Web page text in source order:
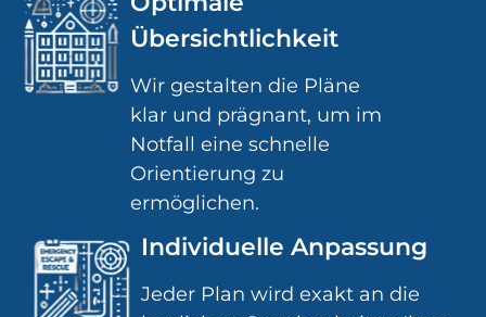
Übersichtlichkeit
Wir gestalten die Pläne
klar und prägnant, um im
Notfall eine schnelle
Orientierung zu
ermöglichen.
Individuelle Anpassung
Jeder Plan wird exakt an die